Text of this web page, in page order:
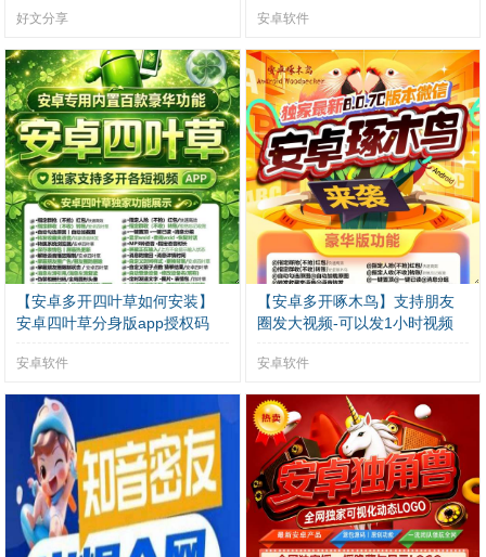
好文分享 安卓软件
【安卓多开四叶草如何安装】
安卓四叶草分身版app授权码
安卓软件
【安卓多开啄木鸟】支持朋友
圈发大视频-可以发1小时视频
安卓软件